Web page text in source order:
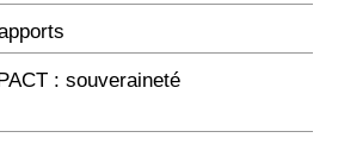
: souveraineté